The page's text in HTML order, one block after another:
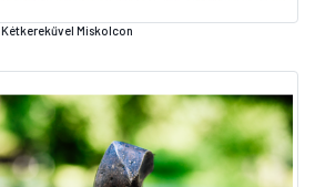
Kétkerekűvel Miskolcon